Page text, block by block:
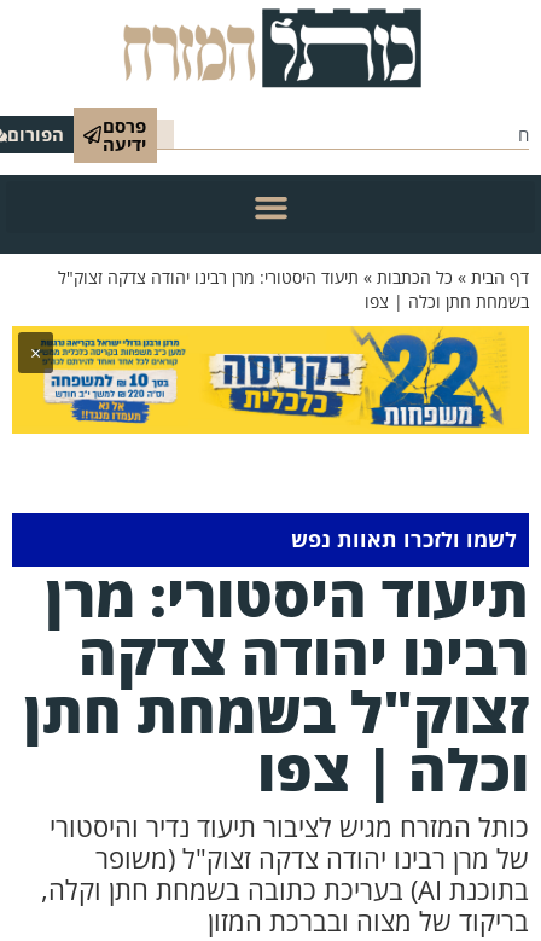
פרסם
ידיעה הפורום
הבית»כל הכתבות»תיעוד היסטורי: מרן רבינו יהודה צדקה זצוק"ל
חתן וכלה | צפו
×
לשמו ולזכרו תאוות נפש
היסטורי: מרן
יהודה צדקה
בשמחת חתן
| צפו
המזרח מגיש לציבור תיעוד נדיר והיסטורי
מרן רבינו יהודה צדקה זצוק"ל (משופר
בתוכנת AI) בעריכת כתובה בשמחת חתן וקלה,
של מצוה ובברכת המזון